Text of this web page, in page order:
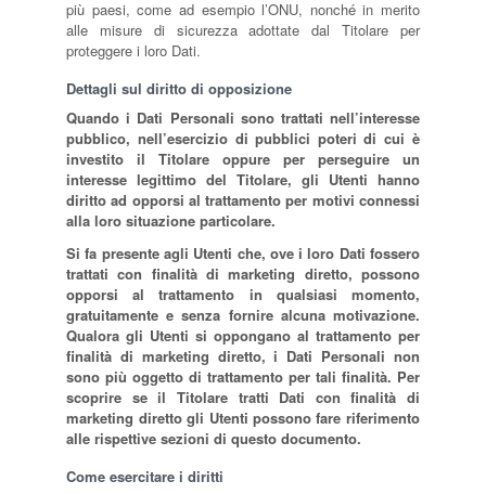
più paesi, come ad esempio l’ONU, nonché in merito
alle misure di sicurezza adottate dal Titolare per
proteggere i loro Dati.
Dettagli sul diritto di opposizione
Quando i Dati Personali sono trattati nell’interesse
pubblico, nell’esercizio di pubblici poteri di cui è
investito il Titolare oppure per perseguire un
interesse legittimo del Titolare, gli Utenti hanno
diritto ad opporsi al trattamento per motivi connessi
alla loro situazione particolare.
Si fa presente agli Utenti che, ove i loro Dati fossero
trattati con finalità di marketing diretto, possono
opporsi al trattamento in qualsiasi momento,
gratuitamente e senza fornire alcuna motivazione.
Qualora gli Utenti si oppongano al trattamento per
finalità di marketing diretto, i Dati Personali non
sono più oggetto di trattamento per tali finalità. Per
scoprire se il Titolare tratti Dati con finalità di
marketing diretto gli Utenti possono fare riferimento
alle rispettive sezioni di questo documento.
Come esercitare i diritti